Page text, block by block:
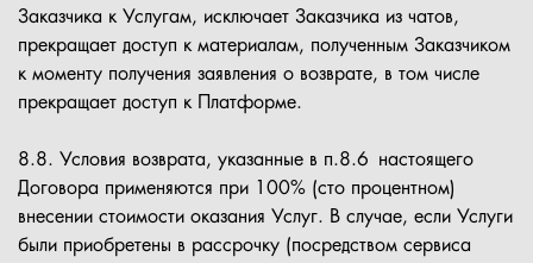
Заказчика к Услугам, исключает Заказчика из чатов,
прекращает доступ к материалам, полученным Заказчиком
к моменту получения заявления о возврате, в том числе
прекращает доступ к Платформе.
8.8. Условия возврата, указанные в п.8.6 настоящего
Договора применяются при 100% (сто процентном)
внесении стоимости оказания Услуг. В случае, если Услуги
были приобретены в рассрочку (посредством сервиса